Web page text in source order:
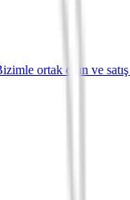
ortak olun ve satış